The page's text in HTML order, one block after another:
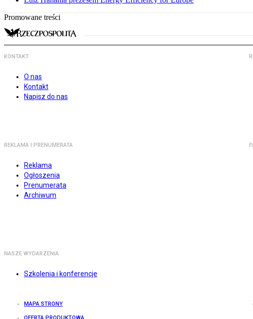
Promowane treści
KONTAKT
O nas
Kontakt
Napisz do nas
REKLAMA I PRENUMERATA
Reklama
Ogłoszenia
Prenumerata
Archiwum
NASZE WYDARZENIA
Szkolenia i konferencje
MAPA STRONY